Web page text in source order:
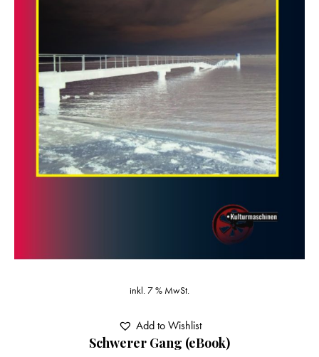
Schwerer Gang (eBook)
inkl. 7 % MwSt.
Add to Wishlist